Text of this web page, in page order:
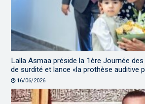
Lalla Asmaa préside la 1ère Journée
de surdité et lance «la prothèse auditive
16/06/2026